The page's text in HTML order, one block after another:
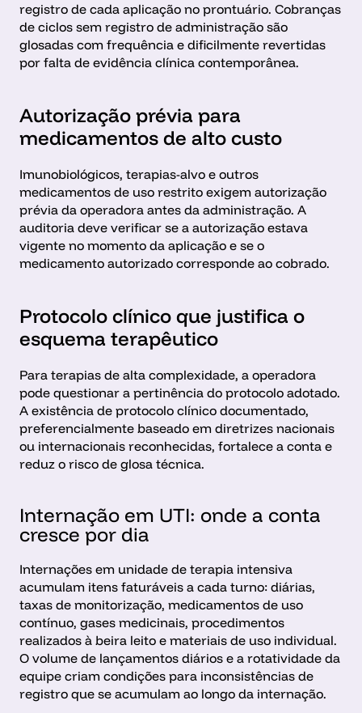
registro de cada aplicação no prontuário. Cobranças
de ciclos sem registro de administração são
glosadas com frequência e dificilmente revertidas
por falta de evidência clínica contemporânea.
Autorização prévia para
medicamentos de alto custo
Imunobiológicos, terapias-alvo e outros
medicamentos de uso restrito exigem autorização
prévia da operadora antes da administração. A
auditoria deve verificar se a autorização estava
vigente no momento da aplicação e se o
medicamento autorizado corresponde ao cobrado.
Protocolo clínico que justifica o
esquema terapêutico
Para terapias de alta complexidade, a operadora
pode questionar a pertinência do protocolo adotado.
A existência de protocolo clínico documentado,
preferencialmente baseado em diretrizes nacionais
ou internacionais reconhecidas, fortalece a conta e
reduz o risco de glosa técnica.
Internação em UTI: onde a conta
cresce por dia
Internações em unidade de terapia intensiva
acumulam itens faturáveis a cada turno: diárias,
taxas de monitorização, medicamentos de uso
contínuo, gases medicinais, procedimentos
realizados à beira leito e materiais de uso individual.
O volume de lançamentos diários e a rotatividade da
equipe criam condições para inconsistências de
registro que se acumulam ao longo da internação.